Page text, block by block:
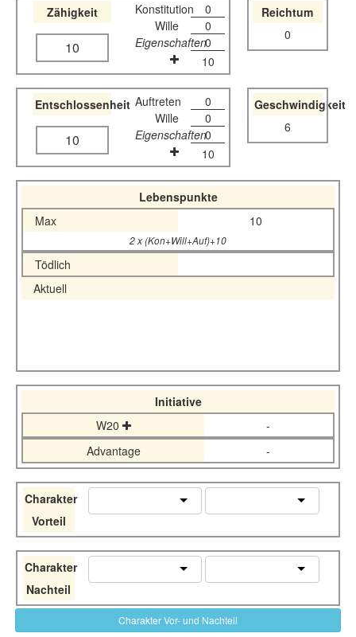
Zähigkeit
10
Konstitution
0
Wille
0
Eigenschaften0
10
Reichtum
0
Entschlossenheit
10
Auftreten
0
Wille
0
Eigenschaften0
10
Geschwindigkeit
6
Lebenspunkte
Max
10
2 x (Kon+Will+Auf)+10
Tödlich
Aktuell
Initiative
W20
-
Advantage
-
Charakter
Vorteil
Charakter
Nachteil
Charakter Vor- und Nachteil